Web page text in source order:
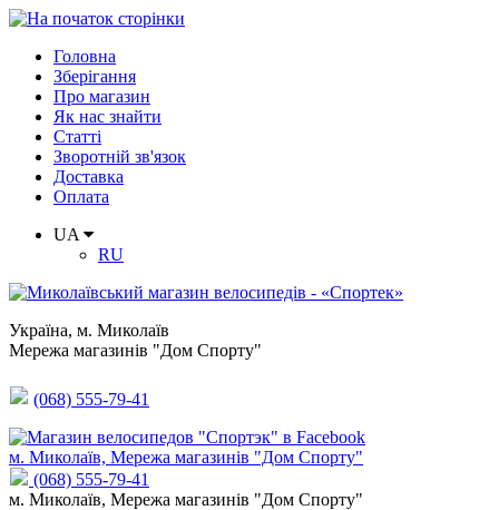
Головна
Зберігання
Про магазин
Як нас знайти
Статті
Зворотній зв'язок
Доставка
Оплата
UA
RU
Україна, м. Миколаїв
Мережа магазинів "Дом Спорту"
(068) 555-79-41
м. Миколаїв, Мережа магазинів "Дом Спорту"
(068) 555-79-41
м. Миколаїв, Мережа магазинів "Дом Спорту"